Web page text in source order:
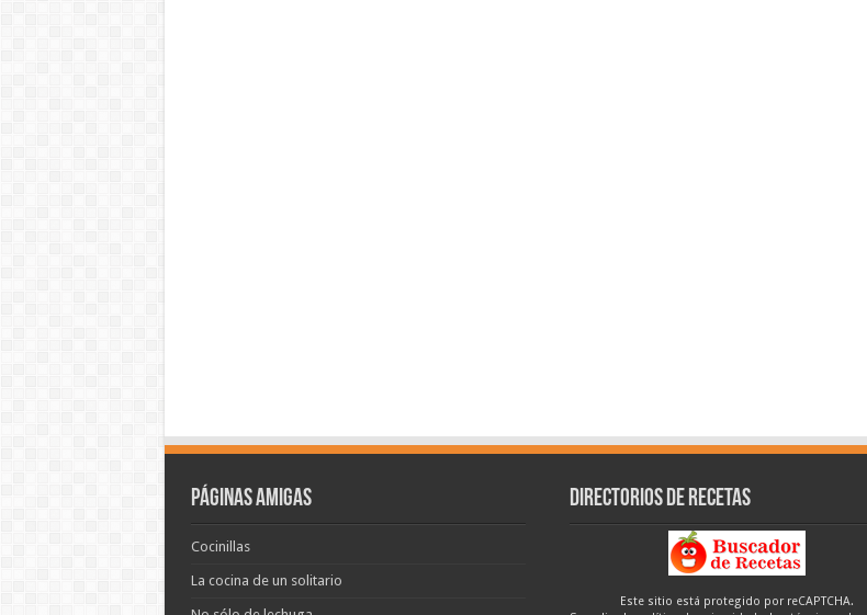
Páginas amigas
Cocinillas
La cocina de un solitario
Directorios de recetas
Este sitio está protegido por reCAPTCHA.